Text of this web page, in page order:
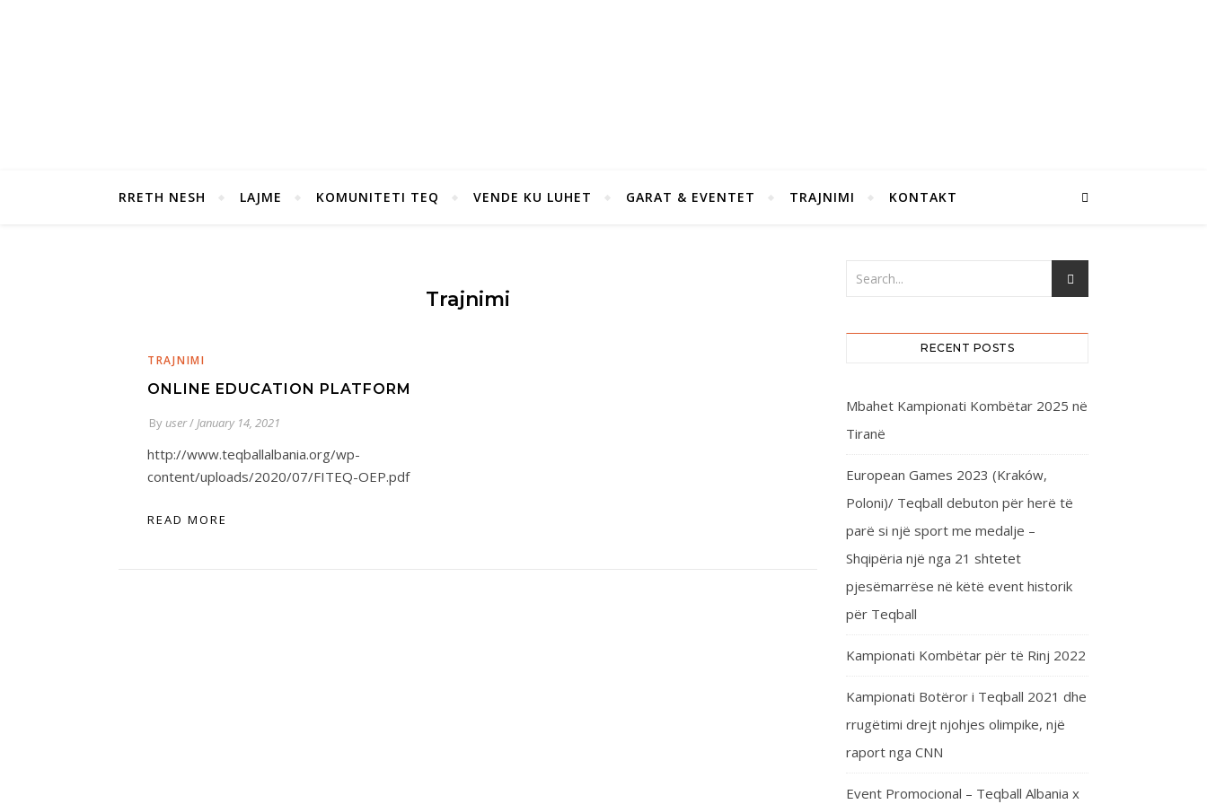
RRETH NESH LAJME KOMUNITETI TEQ VENDE KU LUHET GARAT & EVENTET TRAJNIMI KONTAKT
Trajnimi
TRAJNIMI
ONLINE EDUCATION PLATFORM
By user/ January 14, 2021
http://www.teqballalbania.org/wp-
content/uploads/2020/07/FITEQ-OEP.pdf
READ MORE
RECENT POSTS
Mbahet Kampionati Kombëtar 2025 në
Tiranë
European Games 2023 (Kraków,
Poloni)/ Teqball debuton për herë të
parë si një sport me medalje –
Shqipëria një nga 21 shtetet
pjesëmarrëse në këtë event historik
për Teqball
Kampionati Kombëtar për të Rinj 2022
Kampionati Botëror i Teqball 2021 dhe
rrugëtimi drejt njohjes olimpike, një
raport nga CNN
Event Promocional – Teqball Albania x